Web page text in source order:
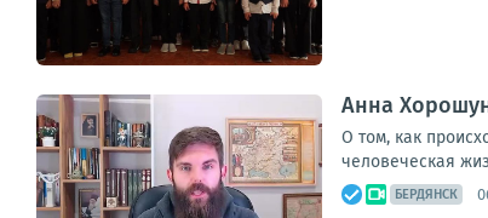
Анна
О том, как
человеческая
БЕРДЯНСК